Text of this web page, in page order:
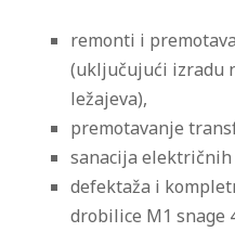
remonti i
(uključujući izradu
ležajeva),
premotavanje
sanacija
defektaža i
drobilice M1 snage